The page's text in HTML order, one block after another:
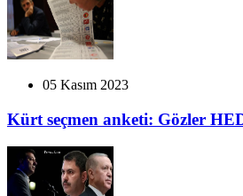
05 Kasım 2023
Kürt seçmen anketi: Gözler